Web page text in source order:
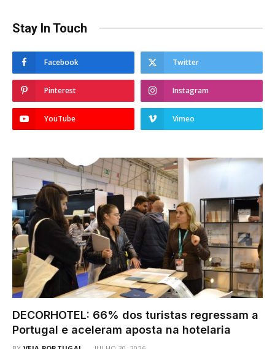
Stay In Touch
Facebook Twitter
Pinterest Instagram
YouTube Vimeo
DECORHOTEL: 66% dos turistas regressam a
Portugal e aceleram aposta na hotelaria